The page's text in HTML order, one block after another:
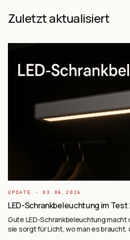
Zuletzt aktualisiert
UPDATE ·03.06.2026
LED-Schrankbeleuchtung im Test
Gute LED-Schrankbeleuchtung
sie sorgt für Licht, wo man es